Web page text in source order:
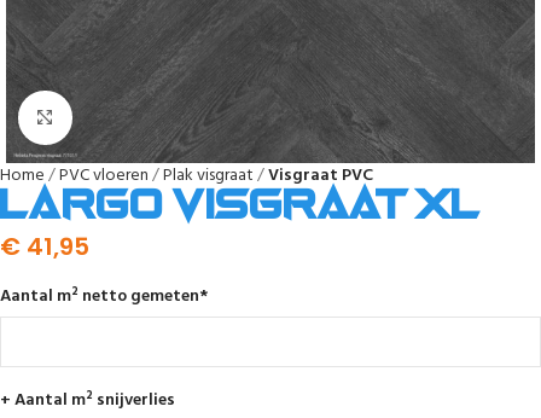
Home PVC vloeren Plak visgraat Visgraat PVC
Largo Visgraat XL
€ 41,95
Aantal m² netto gemeten*
+ Aantal m² snijverlies
Afbeelding vergroten